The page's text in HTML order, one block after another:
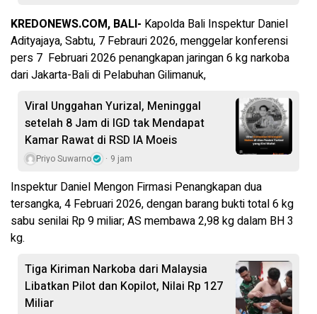
KREDONEWS.COM, BALI- Kapolda Bali Inspektur Daniel
Adityajaya, Sabtu, 7 Febrauri 2026, menggelar konferensi
pers 7 Februari 2026 penangkapan jaringan 6 kg narkoba
dari Jakarta-Bali di Pelabuhan Gilimanuk,
Viral Unggahan Yurizal, Meninggal
setelah 8 Jam di IGD tak Mendapat
Kamar Rawat di RSD IA Moeis
Priyo Suwarno 9 jam
Inspektur Daniel Mengon Firmasi Penangkapan dua
tersangka, 4 Februari 2026, dengan barang bukti total 6 kg
sabu senilai Rp 9 miliar; AS membawa 2,98 kg dalam BH 3
kg.
Tiga Kiriman Narkoba dari Malaysia
Libatkan Pilot dan Kopilot, Nilai Rp 127
Miliar